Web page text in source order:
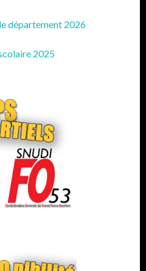
département 2026
2025